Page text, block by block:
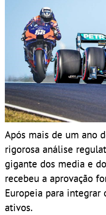
Após mais de um ano
rigorosa análise
gigante dos media e
recebeu a aprovação
Europeia para integrar
ativos.